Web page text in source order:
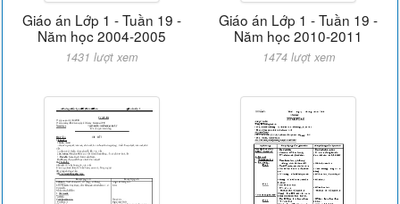
Giáo án Lớp 1 - Tuần 19 -
Năm học 2004-2005
1431 lượt xem
Giáo án Lớp 1 - Tuần 19 -
Năm học 2010-2011
1474 lượt xem